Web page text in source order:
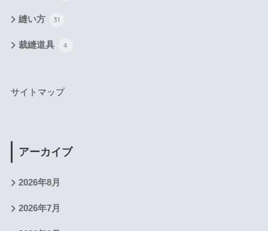
縫い方 31
裁縫道具 4
サイトマップ
アーカイブ
2026年8月
2026年7月